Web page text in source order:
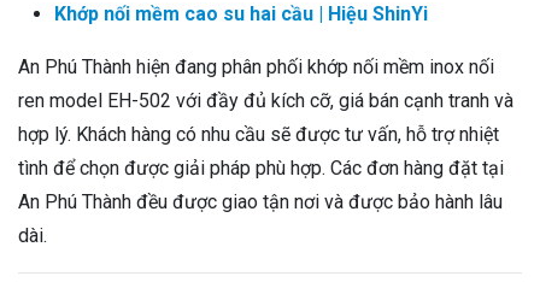
Khớp nối mềm cao su hai cầu | Hiệu ShinYi
An Phú Thành hiện đang phân phối khớp nối mềm inox nối
ren model EH-502 với đầy đủ kích cỡ, giá bán cạnh tranh và
hợp lý. Khách hàng có nhu cầu sẽ được tư vấn, hỗ trợ nhiệt
tình để chọn được giải pháp phù hợp. Các đơn hàng đặt tại
An Phú Thành đều được giao tận nơi và được bảo hành lâu
dài.